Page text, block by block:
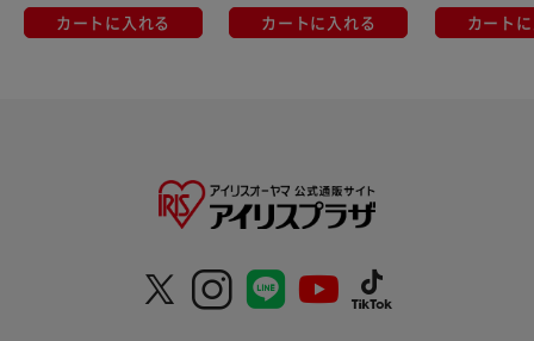
カートに入れる カートに入れる カート